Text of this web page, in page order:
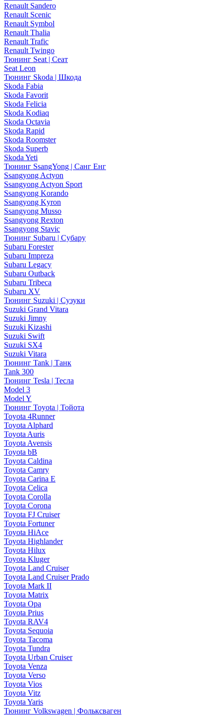
Renault Sandero
Renault Scenic
Renault Symbol
Renault Thalia
Renault Trafic
Renault Twingo
Тюнинг Seat | Сеат
Seat Leon
Тюнинг Skoda | Шкода
Skoda Fabia
Skoda Favorit
Skoda Felicia
Skoda Kodiaq
Skoda Octavia
Skoda Rapid
Skoda Roomster
Skoda Superb
Skoda Yeti
Тюнинг SsangYong | Санг Енг
Ssangyong Actyon
Ssangyong Actyon Sport
Ssangyong Korando
Ssangyong Kyron
Ssangyong Musso
Ssangyong Rexton
Ssangyong Stavic
Тюнинг Subaru | Субару
Subaru Forester
Subaru Impreza
Subaru Legacy
Subaru Outback
Subaru Tribeca
Subaru XV
Тюнинг Suzuki | Сузуки
Suzuki Grand Vitara
Suzuki Jimny
Suzuki Kizashi
Suzuki Swift
Suzuki SX4
Suzuki Vitara
Тюнинг Tank | Танк
Tank 300
Тюнинг Tesla | Тесла
Model 3
Model Y
Тюнинг Toyota | Тойота
Toyota 4Runner
Toyota Alphard
Toyota Auris
Toyota Avensis
Toyota bB
Toyota Caldina
Toyota Camry
Toyota Carina E
Toyota Celica
Toyota Corolla
Toyota Corona
Toyota FJ Cruiser
Toyota Fortuner
Toyota HiAce
Toyota Highlander
Toyota Hilux
Toyota Kluger
Toyota Land Cruiser
Toyota Land Cruiser Prado
Toyota Mark II
Toyota Matrix
Toyota Opa
Toyota Prius
Toyota RAV4
Toyota Sequoia
Toyota Tacoma
Toyota Tundra
Toyota Urban Cruiser
Toyota Venza
Toyota Verso
Toyota Vios
Toyota Vitz
Toyota Yaris
Тюнинг Volkswagen | Фольксваген